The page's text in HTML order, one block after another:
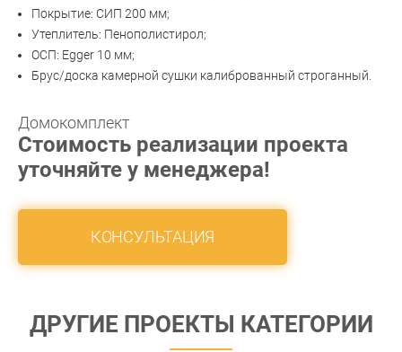
Покрытие: СИП 200 мм;
Утеплитель: Пенополистирол;
ОСП: Egger 10 мм;
Брус/доска камерной сушки калиброванный строганный.
Домокомплект
Стоимость реализации проекта
уточняйте у менеджера!
КОНСУЛЬТАЦИЯ
ДРУГИЕ ПРОЕКТЫ КАТЕГОРИИ